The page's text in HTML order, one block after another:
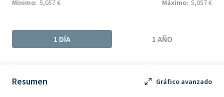
Mínimo: 5,057 € Máximo: 5,057 €
1 DÍA 1 AÑO
Resumen Gráfico avanzado